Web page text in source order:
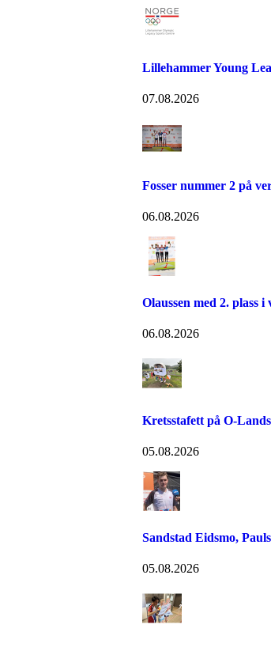
Lillehammer Young
07.08.2026
Fosser nummer 2 på
06.08.2026
Olaussen med 2. plass i
06.08.2026
Kretsstafett på O-
05.08.2026
Sandstad Eidsmo,
05.08.2026